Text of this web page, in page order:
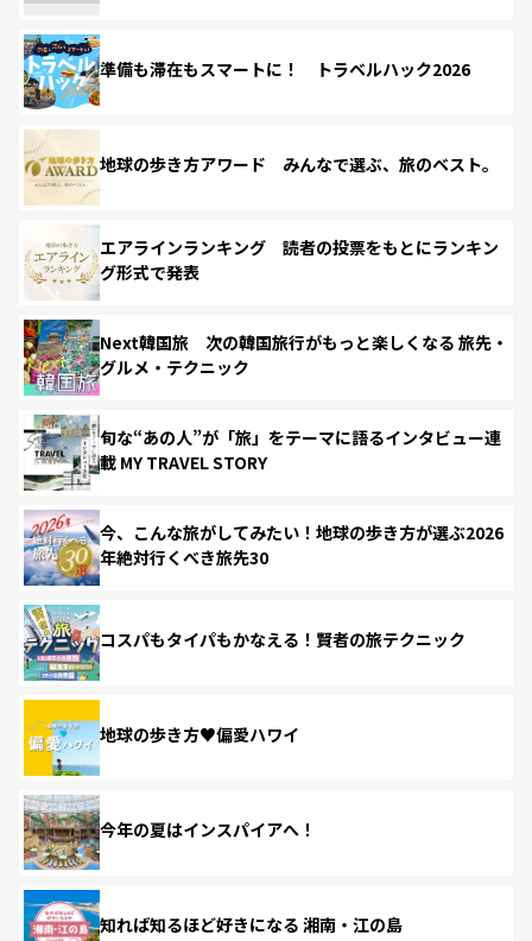
準備も滞在もスマートに！ トラベルハック2026
地球の歩き方アワード みんなで選ぶ、旅のベスト。
エアラインランキング 読者の投票をもとにランキン
グ形式で発表
Next韓国旅 次の韓国旅行がもっと楽しくなる 旅先・
グルメ・テクニック
旬な“あの人”が「旅」をテーマに語るインタビュー連
載 MY TRAVEL STORY
今、こんな旅がしてみたい！地球の歩き方が選ぶ2026
年絶対行くべき旅先30
コスパもタイパもかなえる！賢者の旅テクニック
地球の歩き方♥偏愛ハワイ
今年の夏はインスパイアへ！
知れば知るほど好きになる 湘南・江の島